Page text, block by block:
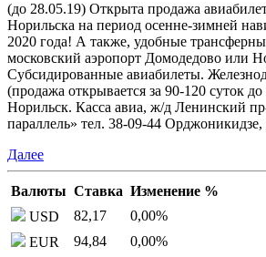
(до 28.05.19) Открыта продажа
Норильска на период осенне-зимней
2020 года! А также, удобные
московский аэропорт Домодедово или
Субсидированные авиабилеты.
(продажа открывается за 90-120 суток
Норильск. Касса авиа, ж/д Ленинский
параллель» тел. 38-09-44
Далее
Валюты Ставка Изменение %
USD
82,17 0,00%
EUR
94,84 0,00%